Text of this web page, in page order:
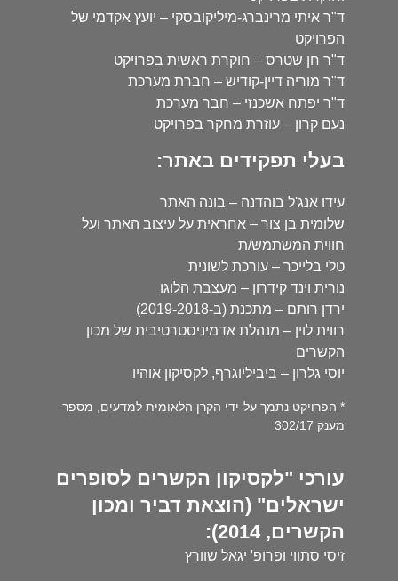
ד"ר איתי מרינברג-מיליקובסקי – יועץ אקדמי של
הפרויקט
ד"ר חן שטרס – חוקרת ראשית בפרויקט
ד"ר מוריה דיין-קודיש – חברת מערכת
ד"ר יפתח אשכנזי – חבר מערכת
נעם קרון – עוזרת מחקר בפרויקט
בעלי תפקידים באתר:
עידו אנג'ל בוהדנה – בונה האתר
שלומית בן צור – אחראית על עיצוב האתר ועל
חווית המשתמש/ת
טלי בלייכר – עורכת לשונית
נורית וינד קידרון – מעצבת הלוגו
ירדן רותם – מתכנת (ב-2019-2018)
רווית לוין – מנהלת אדמיניסטרטיבית של מכון
הקשרים
יוסי גלרון – ביביליוגרף, לקסיקון אוהיו
* הפרויקט נתמך על-ידי הקרן הלאומית למדעים, מספר
מענק 302/17
עורכי "לקסיקון הקשרים לסופרים
ישראלים" (הוצאת דביר ומכון
הקשרים, 2014):
זיסי סתווי ופרופ' יגאל שוורץ